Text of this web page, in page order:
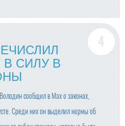
СИЛУ В
сообщил в Мах о законах,
Среди них он выделил нормы об